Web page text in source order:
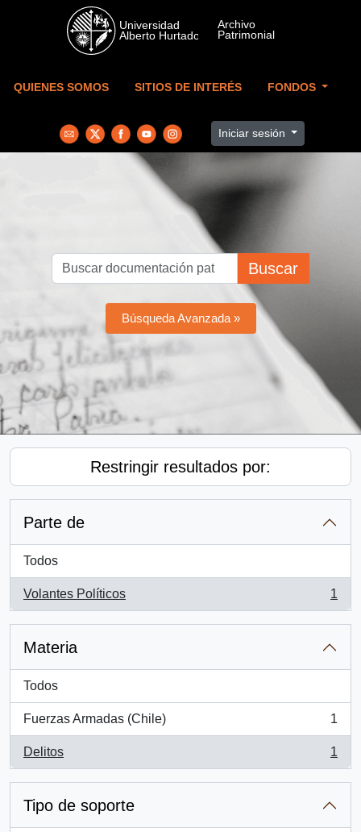
Skip to main content
QUIENES SOMOS SITIOS DE INTERÉS FONDOS
Iniciar sesión
Buscar
Búsqueda Avanzada »
Restringir resultados por:
Parte de
Todos
Volantes Políticos
, 1 resultados
1
Materia
Todos
Fuerzas Armadas (Chile)
, 1 resultados
1
Delitos
, 1 resultados
1
Tipo de soporte